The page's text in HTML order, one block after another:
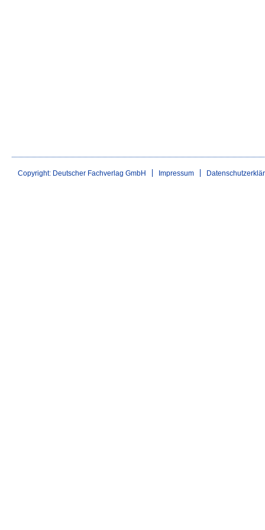
Copyright: Deutscher Fachverlag GmbH Impressum